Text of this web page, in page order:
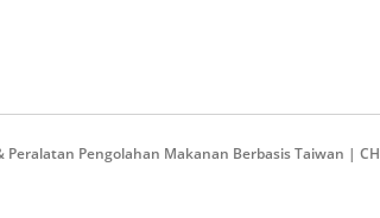
Pengolahan Makanan Berbasis Taiwan |